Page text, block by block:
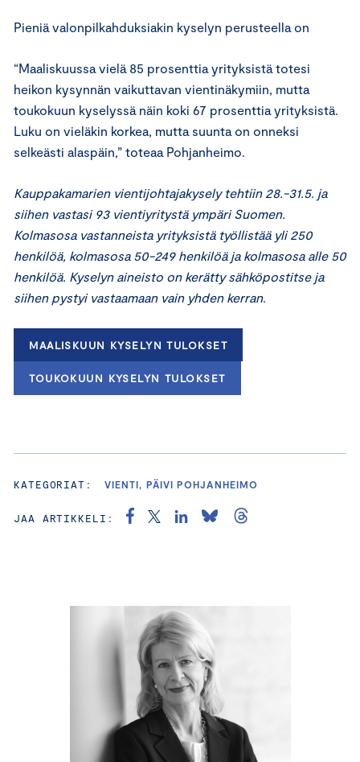
Pieniä valonpilkahduksiakin kyselyn perusteella on
“Maaliskuussa vielä 85 prosenttia yrityksistä totesi
heikon kysynnän vaikuttavan vientinäkymiin, mutta
toukokuun kyselyssä näin koki 67 prosenttia yrityksistä.
Luku on vieläkin korkea, mutta suunta on onneksi
selkeästi alaspäin,” toteaa Pohjanheimo.
Kauppakamarien vientijohtajakysely tehtiin 28.-31.5. ja
siihen vastasi 93 vientiyritystä ympäri Suomen.
Kolmasosa vastanneista yrityksistä työllistää yli 250
henkilöä, kolmasosa 50-249 henkilöä ja kolmasosa alle 50
henkilöä. Kyselyn aineisto on kerätty sähköpostitse ja
siihen pystyi vastaamaan vain yhden kerran.
MAALISKUUN KYSELYN TULOKSET
TOUKOKUUN KYSELYN TULOKSET
KATEGORIAT: VIENTI, PÄIVI POHJANHEIMO
JAA ARTIKKELI: